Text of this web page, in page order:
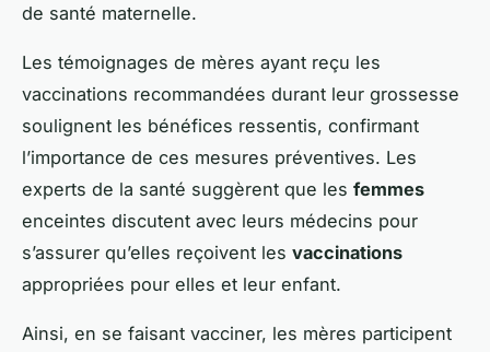
de santé maternelle.
Les témoignages de mères ayant reçu les
vaccinations recommandées durant leur grossesse
soulignent les bénéfices ressentis, confirmant
l’importance de ces mesures préventives. Les
experts de la santé suggèrent que les femmes
enceintes discutent avec leurs médecins pour
s’assurer qu’elles reçoivent les vaccinations
appropriées pour elles et leur enfant.
Ainsi, en se faisant vacciner, les mères participent